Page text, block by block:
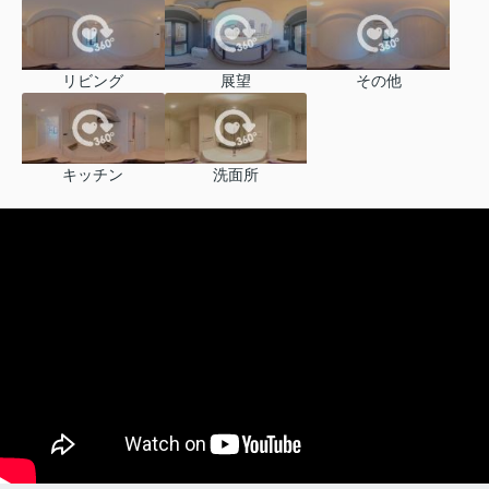
リビング 展望 その他
キッチン 洗面所